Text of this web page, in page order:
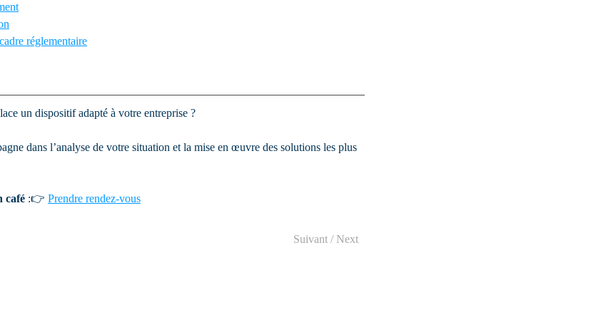
réglementaire
un dispositif adapté à votre entreprise ?
dans l’analyse de votre situation et la mise en œuvre des solutions les plus
café :👉 Prendre rendez-vous
Suivant / Next